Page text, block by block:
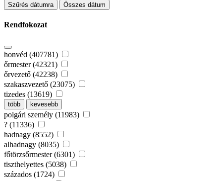
Szűrés dátumra Összes dátum
Rendfokozat
honvéd (407781)
őrmester (42321)
őrvezető (42238)
szakaszvezető (23075)
tizedes (13619)
több kevesebb
polgári személy (11983)
? (11336)
hadnagy (8552)
alhadnagy (8035)
főtörzsőrmester (6301)
tiszthelyettes (5038)
százados (1724)